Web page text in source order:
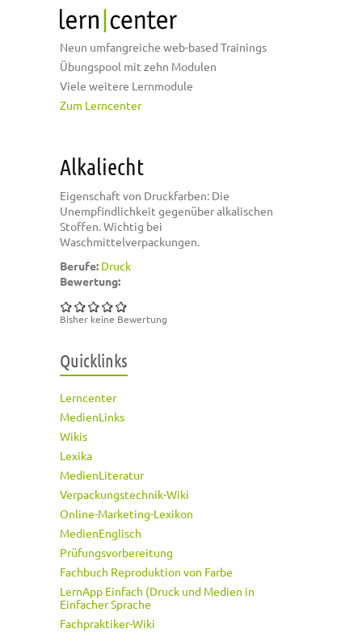
Neun umfangreiche web-based Trainings
Übungspool mit zehn Modulen
Viele weitere Lernmodule
Zum Lerncenter
Alkaliecht
Eigenschaft von Druckfarben: Die
Unempfindlichkeit gegenüber alkalischen
Stoffen. Wichtig bei
Waschmittelverpackungen.
Berufe: Druck
Bewertung:
Bisher keine Bewertung
Quicklinks
Lerncenter
MedienLinks
Wikis
Lexika
MedienLiteratur
Verpackungstechnik-Wiki
Online-Marketing-Lexikon
MedienEnglisch
Prüfungsvorbereitung
Fachbuch Reproduktion von Farbe
LernApp Einfach (Druck und Medien in
Einfacher Sprache
Fachpraktiker-Wiki